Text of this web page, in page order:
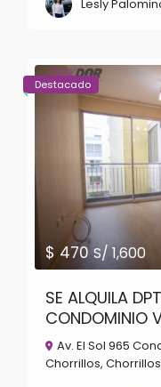
Lesly
$ 470S/ 1,600
Destacado
SE ALQUILA
CONDOMINIO
Av. El Sol 965
Chorrillos,Chorrillos